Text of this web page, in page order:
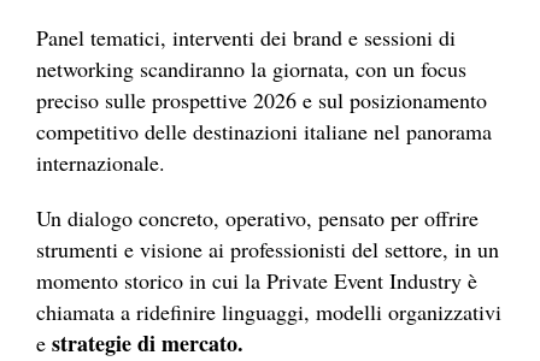
Panel tematici, interventi dei brand e sessioni di
networking scandiranno la giornata, con un focus
preciso sulle prospettive 2026 e sul posizionamento
competitivo delle destinazioni italiane nel panorama
internazionale.
Un dialogo concreto, operativo, pensato per offrire
strumenti e visione ai professionisti del settore, in un
momento storico in cui la Private Event Industry è
chiamata a ridefinire linguaggi, modelli organizzativi
e strategie di mercato.